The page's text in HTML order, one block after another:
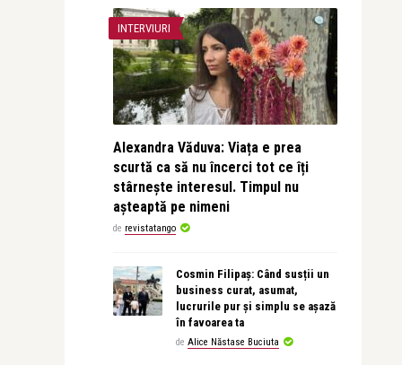
INTERVIURI
Alexandra Văduva: Viața e prea
scurtă ca să nu încerci tot ce îți
stârnește interesul. Timpul nu
așteaptă pe nimeni
de revistatango
Cosmin Filipaș: Când susții un
business curat, asumat,
lucrurile pur și simplu se așază
în favoarea ta
de Alice Năstase Buciuta